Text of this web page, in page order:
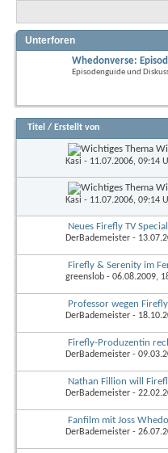
Unterforen
Whedonverse:
Episodenguide und
Titel / Erstellt von
Kasi - 11.07.2006, 09:14
Kasi - 11.07.2006, 09:14
Neues Firefly TV
DerBademeister -
Firefly & Serenity im
greenslob - 06.08.2009,
Professor wegen
DerBademeister -
Firefly-Produzentin
DerBademeister -
Nathan Fillion will
DerBademeister -
Fanfilm mit Joss
DerBademeister -